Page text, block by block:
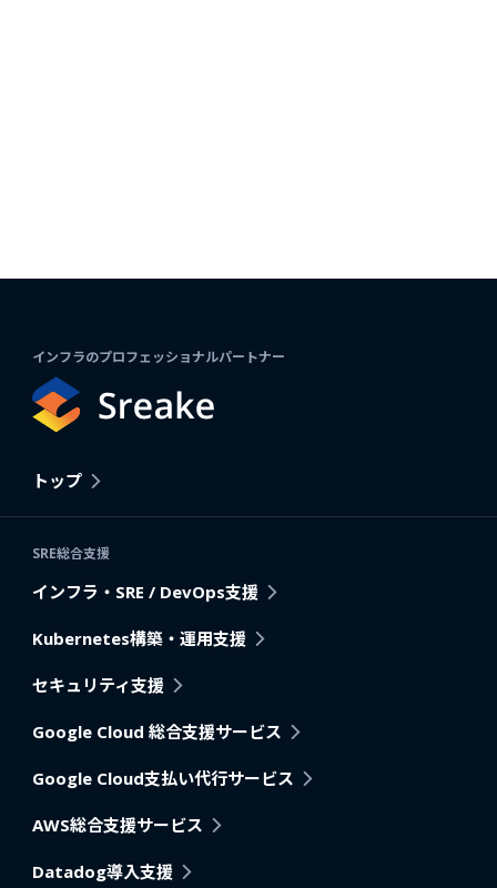
インフラのプロフェッショナルパートナー
トップ
SRE総合支援
インフラ・SRE / DevOps支援
Kubernetes構築・運用支援
セキュリティ支援
Google Cloud 総合支援サービス
Google Cloud支払い代行サービス
AWS総合支援サービス
Datadog導入支援